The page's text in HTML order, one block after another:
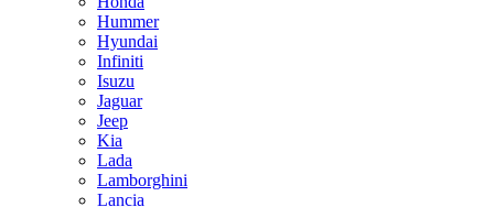
Hummer
Hyundai
Infiniti
Isuzu
Jaguar
Jeep
Kia
Lada
Lamborghini
Lancia